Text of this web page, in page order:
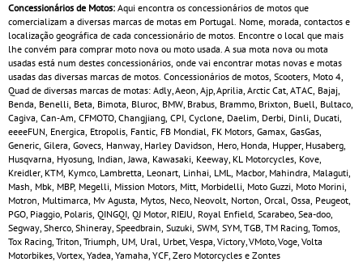
Concessionários de Motos: Aqui encontra os concessionários de motos que
comercializam a diversas marcas de motas em Portugal. Nome, morada, contactos e
localização geográfica de cada concessionário de motos. Encontre o local que mais
lhe convém para comprar moto nova ou moto usada. A sua mota nova ou mota
usadas está num destes concessionários, onde vai encontrar motas novas e motas
usadas das diversas marcas de motos. Concessionários de motos, Scooters, Moto 4,
Quad de diversas marcas de motas: Adly, Aeon, Ajp, Aprilia, Arctic Cat, ATAC, Bajaj,
Benda, Benelli, Beta, Bimota, Bluroc, BMW, Brabus, Brammo, Brixton, Buell, Bultaco,
Cagiva, Can‑Am, CFMOTO, Changjiang, CPI, Cyclone, Daelim, Derbi, Dinli, Ducati,
eeeeFUN, Energica, Etropolis, Fantic, FB Mondial, FK Motors, Gamax, GasGas,
Generic, Gilera, Govecs, Hanway, Harley Davidson, Hero, Honda, Hupper, Husaberg,
Husqvarna, Hyosung, Indian, Jawa, Kawasaki, Keeway, KL Motorcycles, Kove,
Kreidler, KTM, Kymco, Lambretta, Leonart, Linhai, LML, Macbor, Mahindra, Malaguti,
Mash, Mbk, MBP, Megelli, Mission Motors, Mitt, Morbidelli, Moto Guzzi, Moto Morini,
Motron, Multimarca, Mv Agusta, Mytos, Neco, Neovolt, Norton, Orcal, Ossa, Peugeot,
PGO, Piaggio, Polaris, QINGQI, QJ Motor, RIEJU, Royal Enfield, Scarabeo, Sea-doo,
Segway, Sherco, Shineray, Speedbrain, Suzuki, SWM, SYM, TGB, TM Racing, Tomos,
Tox Racing, Triton, Triumph, UM, Ural, Urbet, Vespa, Victory, VMoto, Voge, Volta
Motorbikes, Vortex, Yadea, Yamaha, YCF, Zero Motorcycles e Zontes